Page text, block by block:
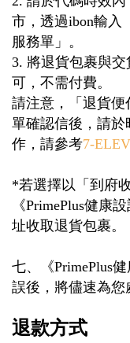
市，透過ibon輸入
服務單」。
3. 將退貨包裹與
可，不需付費。
請注意，「退貨便
單確認信後，請於
作，請參考7-
*若選擇以「到府
《PrimePlus健康
址收取退貨包裹。
七、《PrimePlus健
誤後，將儘速為您
退款方式